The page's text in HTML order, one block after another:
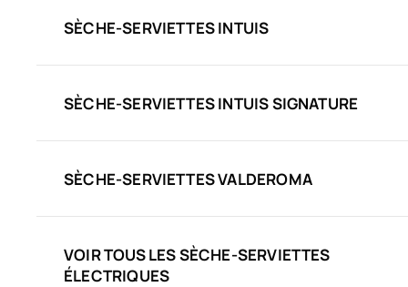
SÈCHE-SERVIETTES INTUIS
SÈCHE-SERVIETTES INTUIS SIGNATURE
SÈCHE-SERVIETTES VALDEROMA
VOIR TOUS LES SÈCHE-SERVIETTES
ÉLECTRIQUES